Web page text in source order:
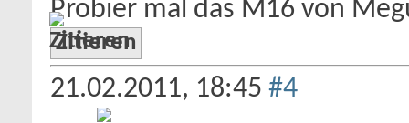
Probier mal das M16 von
Zitieren
21.02.2011, 18:45 #4